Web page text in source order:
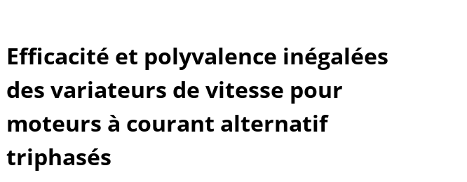
Efficacité et polyvalence inégalées
des variateurs de vitesse pour
moteurs à courant alternatif
triphasés